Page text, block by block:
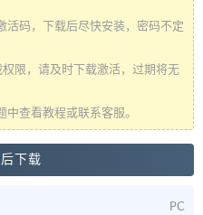
活码，下载后尽快安装，密码不定
限，请及时下载激活，过期将无
查看教程或联系客服。
下载
PC